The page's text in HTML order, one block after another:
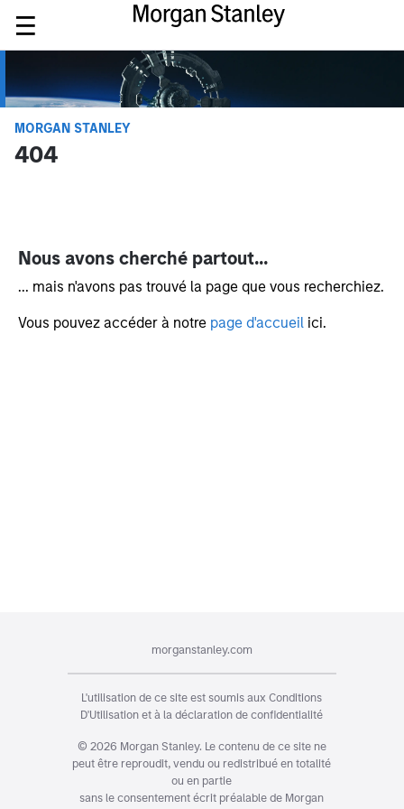
404
MORGAN STANLEY
Nous avons cherché partout...
... mais n'avons pas trouvé la page que vous recherchiez.
Vous pouvez accéder à notre page d'accueil ici.
morganstanley.com
L'utilisation de ce site est soumis aux Conditions
D'Utilisation et à la déclaration de confidentialité
© 2026 Morgan Stanley. Le contenu de ce site ne
peut être reproudit, vendu ou redistribué en totalité
ou en partie
sans le consentement écrit préalable de Morgan